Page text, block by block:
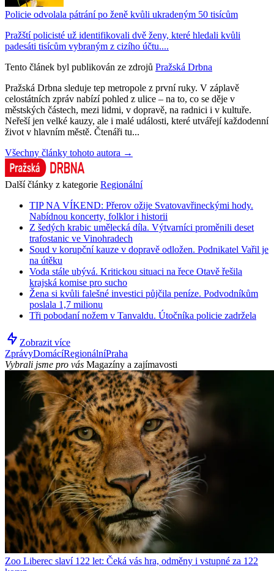
Policie odvolala pátrání po ženě kvůli ukradeným 50 tisícům
Pražští policisté už identifikovali dvě ženy, které hledali kvůli
padesáti tisícům vybraným z cizího účtu....
Tento článek byl publikován ze zdrojů Pražská Drbna
Pražská Drbna sleduje tep metropole z první ruky. V záplavě
celostátních zpráv nabízí pohled z ulice – na to, co se děje v
městských částech, mezi lidmi, v dopravě, na radnici i v kultuře.
Neřeší jen velké kauzy, ale i malé události, které utvářejí každodenní
život v hlavním městě. Čtenáři tu...
Všechny články tohoto autora →
Další články z kategorie Regionální
TIP NA VÍKEND: Přerov ožije Svatovavřineckými hody.
Nabídnou koncerty, folklor i historii
Z šedých krabic umělecká díla. Výtvarníci proměnili deset
trafostanic ve Vinohradech
Soud v korupční kauze v dopravě odložen. Podnikatel Vařil je
na útěku
Voda stále ubývá. Kritickou situaci na řece Otavě řešila
krajská komise pro sucho
Žena si kvůli falešné investici půjčila peníze. Podvodníkům
poslala 1,7 milionu
Tři pobodaní nožem v Tanvaldu. Útočníka policie zadržela
Zobrazit více
ZprávyDomácíRegionálníPraha
Vybrali jsme pro vás Magazíny a zajímavosti
Zoo Liberec slaví 122 let: Čeká vás hra, odměny i vstupné za 122